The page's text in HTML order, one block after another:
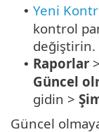
• Yeni
kontrol
değiştirin.
• Raporlar >
Güncel
gidin >
Güncel